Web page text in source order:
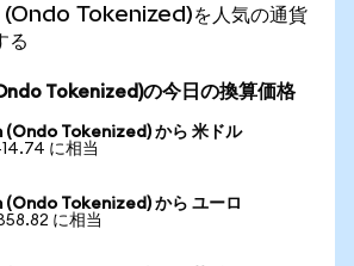
Tokenized)を人気の通貨
る
Tokenized)の今日の換算価格
Tokenized) から 米ドル
に相当
Tokenized) から ユーロ
に相当